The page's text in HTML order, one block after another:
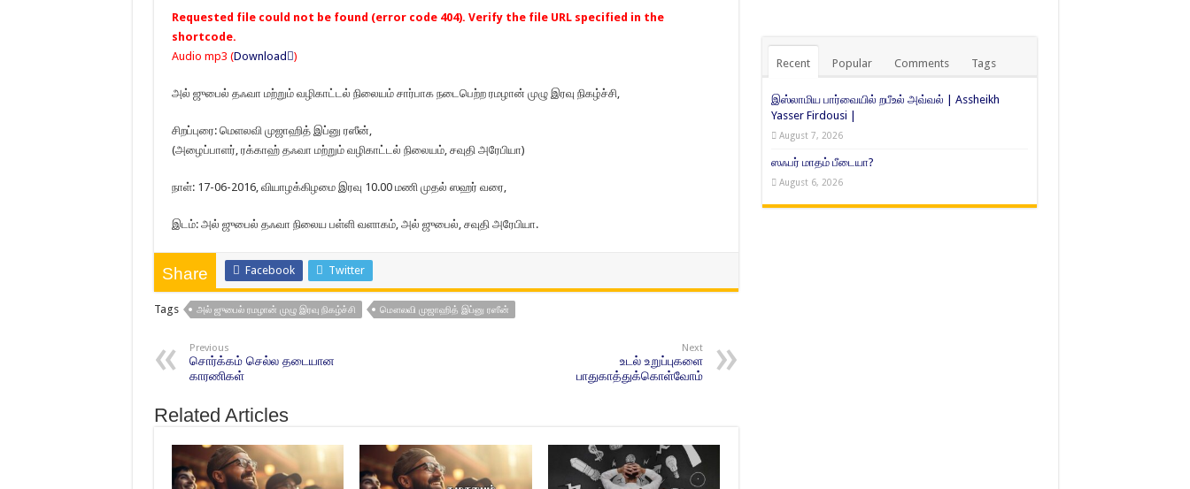
Requested file could not be found (error code 404). Verify the file URL specified in the
shortcode.
Audio mp3 (Download )
அல் ஜுபைல் தஃவா மற்றும் வழிகாட்டல் நிலையம் சார்பாக நடைபெற்ற ரமழான் முழு இரவு நிகழ்ச்சி,
சிறப்புரை: மெளலவி முஜாஹித் இப்னு ரஸீன்,
(அழைப்பாளர், ரக்காஹ் தஃவா மற்றும் வழிகாட்டல் நிலையம், சவுதி அரேபியா)
நாள்: 17-06-2016, வியாழக்கிழமை இரவு 10.00 மணி முதல் ஸஹர் வரை,
இடம்: அல் ஜுபைல் தஃவா நிலைய பள்ளி வளாகம், அல் ஜுபைல், சவுதி அரேபியா.
Share Facebook Twitter
Tags அல் ஜுபைல் ரமழான் முழு இரவு நிகழ்ச்சி மௌலவி முஜாஹித் இப்னு ரஸீன்
Previous
சொர்க்கம் செல்ல தடையான
காரணிகள்
Next
உடல் உறுப்புகளை
பாதுகாத்துக்கொள்வோம்
Related Articles
Recent Popular Comments Tags
இஸ்லாமிய பார்வையில் றபீஉல் அவ்வல் | Assheikh
Yasser Firdousi |
August 7, 2026
ஸஃபர் மாதம் பீடையா?
August 6, 2026